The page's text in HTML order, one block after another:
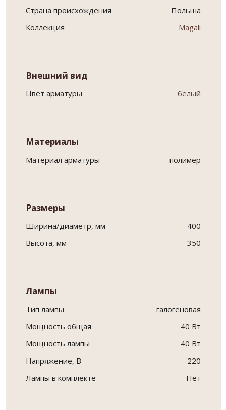
Страна происхождения
Польша
Коллекция
Magali
Внешний вид
Цвет арматуры белый
Материалы
Материал арматуры полимер
Размеры
Ширина/диаметр, мм
400
Высота, мм
350
Лампы
Тип лампы
галогеновая
Мощность общая
40 Вт
Мощность лампы
40 Вт
Напряжение, В
220
Лампы в комплекте
Нет